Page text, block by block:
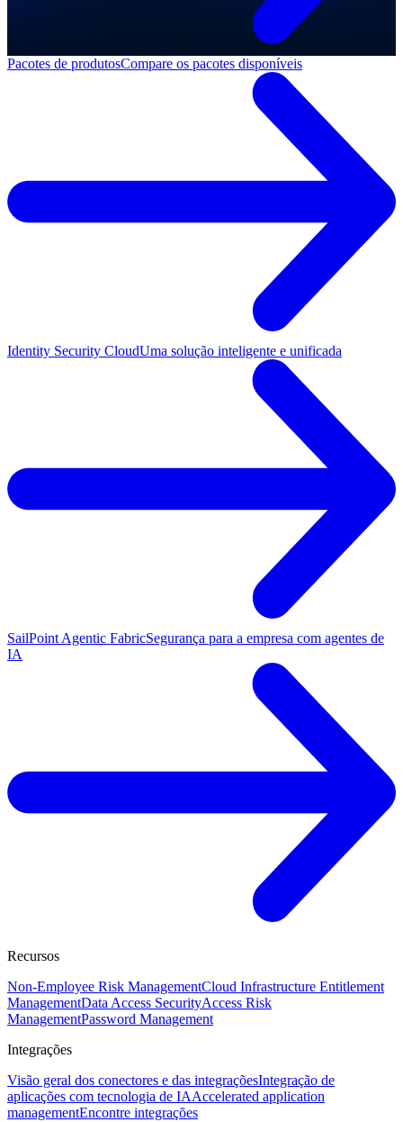
Pacotes de produtosCompare os pacotes disponíveis
Identity Security CloudUma solução inteligente e unificada
SailPoint Agentic FabricSegurança para a empresa com agentes de
IA
Recursos
Non-Employee Risk ManagementCloud Infrastructure Entitlement
ManagementData Access SecurityAccess Risk
ManagementPassword Management
Integrações
Visão geral dos conectores e das integraçõesIntegração de
aplicações com tecnologia de IAAccelerated application
managementEncontre integrações